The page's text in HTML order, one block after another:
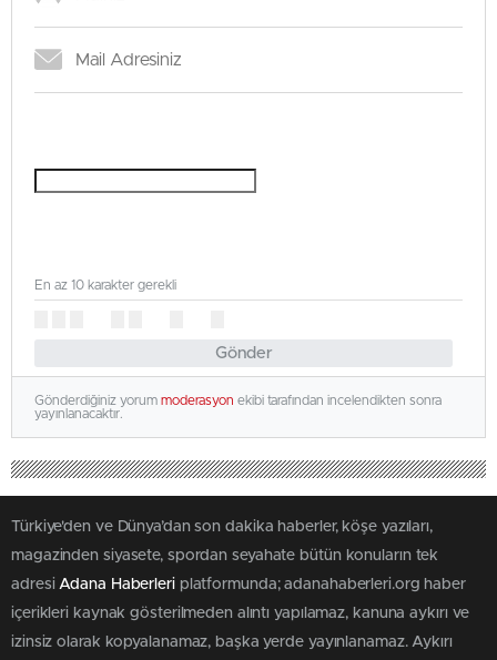
Gönder
En az 10 karakter gerekli
Gönderdiğiniz yorum moderasyon ekibi tarafından incelendikten sonra
yayınlanacaktır.
Türkiye'den ve Dünya’dan son dakika haberler, köşe yazıları,
magazinden siyasete, spordan seyahate bütün konuların tek
adresi Adana Haberleriplatformunda; adanahaberleri.org haber
içerikleri kaynak gösterilmeden alıntı yapılamaz, kanuna aykırı ve
izinsiz olarak kopyalanamaz, başka yerde yayınlanamaz. Aykırı